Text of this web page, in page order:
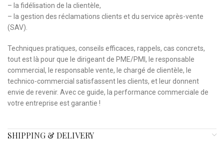
– la fidélisation de la clientèle,
– la gestion des réclamations clients et du service après-vente
(SAV).
Techniques pratiques, conseils efficaces, rappels, cas concrets,
tout est là pour que le dirigeant de PME/PMI, le responsable
commercial, le responsable vente, le chargé de clientèle, le
technico-commercial satisfassent les clients, et leur donnent
envie de revenir. Avec ce guide, la performance commerciale de
votre entreprise est garantie !
SHIPPING & DELIVERY